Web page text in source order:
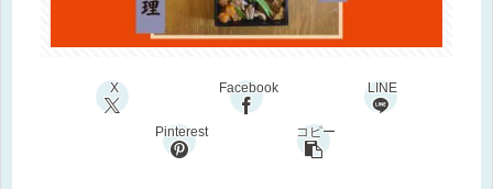
X Facebook LINE
Pinterest コピー